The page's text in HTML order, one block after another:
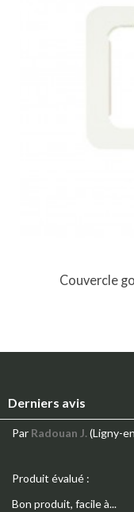
Couvercle
Derniers avis
Par Radouan J.(Ligny-
Produit évalué :
Bon produit, facile à...